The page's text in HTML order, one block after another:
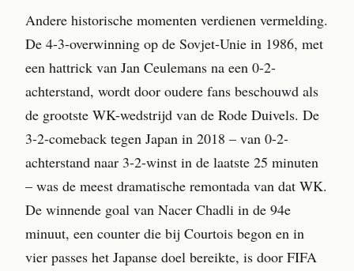
Andere historische momenten verdienen vermelding.
De 4-3-overwinning op de Sovjet-Unie in 1986, met
een hattrick van Jan Ceulemans na een 0-2-
achterstand, wordt door oudere fans beschouwd als
de grootste WK-wedstrijd van de Rode Duivels. De
3-2-comeback tegen Japan in 2018 – van 0-2-
achterstand naar 3-2-winst in de laatste 25 minuten
– was de meest dramatische remontada van dat WK.
De winnende goal van Nacer Chadli in de 94e
minuut, een counter die bij Courtois begon en in
vier passes het Japanse doel bereikte, is door FIFA